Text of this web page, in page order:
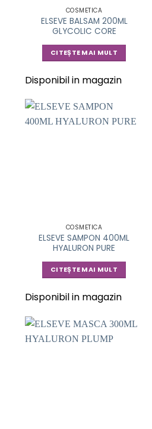
COSMETICA
ELSEVE BALSAM 200ML
GLYCOLIC CORE
CITEȘTE MAI MULT
Disponibil in magazin
COSMETICA
ELSEVE SAMPON 400ML
HYALURON PURE
CITEȘTE MAI MULT
Disponibil in magazin